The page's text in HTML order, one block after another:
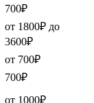
700₽
от 1800₽ до
3600₽
от 700₽
700₽
от 1000₽